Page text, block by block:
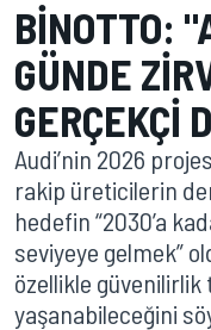
BINOTTO:
GÜNDE
GERÇEKÇI
Audi’nin 2026
rakip üreticilerin
hedefin “2030’a
seviyeye gelmek”
özellikle
yaşanabileceğini